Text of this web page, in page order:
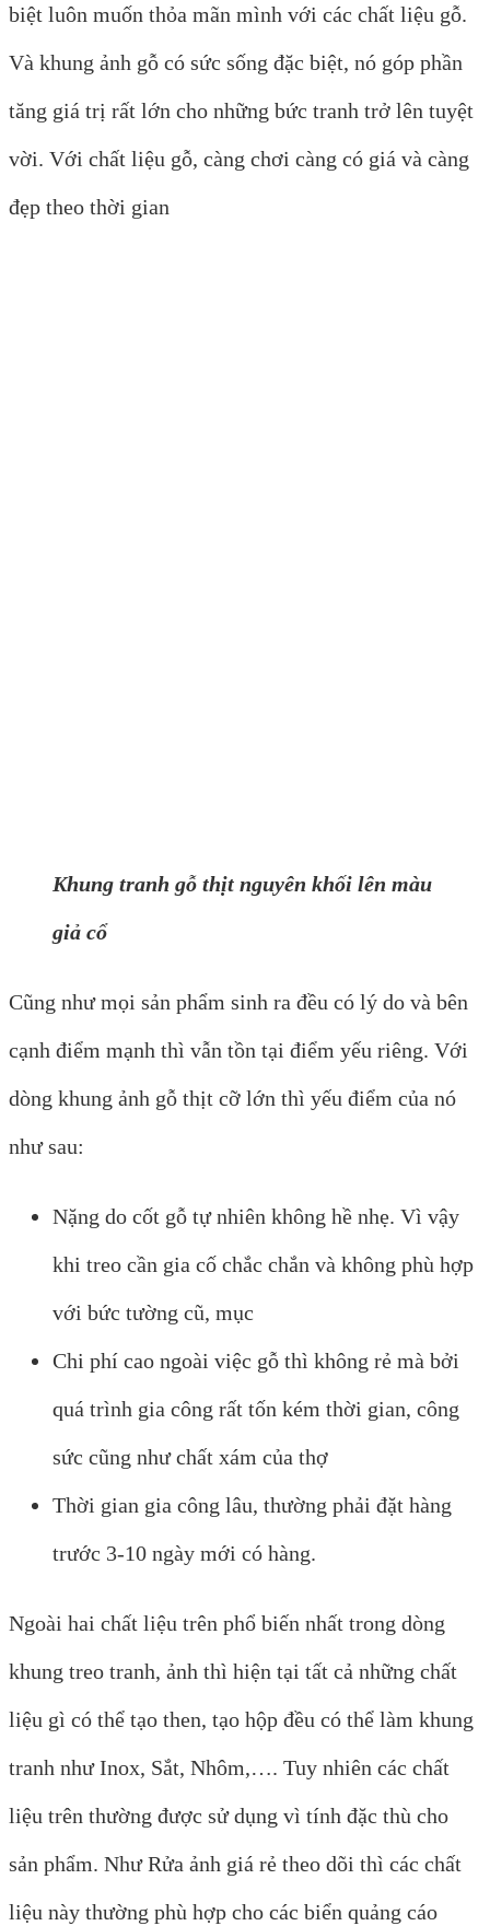
biệt luôn muốn thỏa mãn mình với các chất liệu gỗ.
Và khung ảnh gỗ có sức sống đặc biệt, nó góp phần
tăng giá trị rất lớn cho những bức tranh trở lên tuyệt
vời. Với chất liệu gỗ, càng chơi càng có giá và càng
đẹp theo thời gian
Khung tranh gỗ thịt nguyên khối lên màu
giả cổ
Cũng như mọi sản phẩm sinh ra đều có lý do và bên
cạnh điểm mạnh thì vẫn tồn tại điểm yếu riêng. Với
dòng khung ảnh gỗ thịt cỡ lớn thì yếu điểm của nó
như sau:
Nặng do cốt gỗ tự nhiên không hề nhẹ. Vì vậy
khi treo cần gia cố chắc chắn và không phù hợp
với bức tường cũ, mục
Chi phí cao ngoài việc gỗ thì không rẻ mà bởi
quá trình gia công rất tốn kém thời gian, công
sức cũng như chất xám của thợ
Thời gian gia công lâu, thường phải đặt hàng
trước 3-10 ngày mới có hàng.
Ngoài hai chất liệu trên phổ biến nhất trong dòng
khung treo tranh, ảnh thì hiện tại tất cả những chất
liệu gì có thể tạo then, tạo hộp đều có thể làm khung
tranh như Inox, Sắt, Nhôm,…. Tuy nhiên các chất
liệu trên thường được sử dụng vì tính đặc thù cho
sản phẩm. Như Rửa ảnh giá rẻ theo dõi thì các chất
liệu này thường phù hợp cho các biển quảng cáo